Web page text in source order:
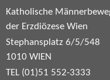
Katholische
der Erzdiözese Wien
Stephansplatz 6/5/548
1010 WIEN
TEL (01)51 552-3333